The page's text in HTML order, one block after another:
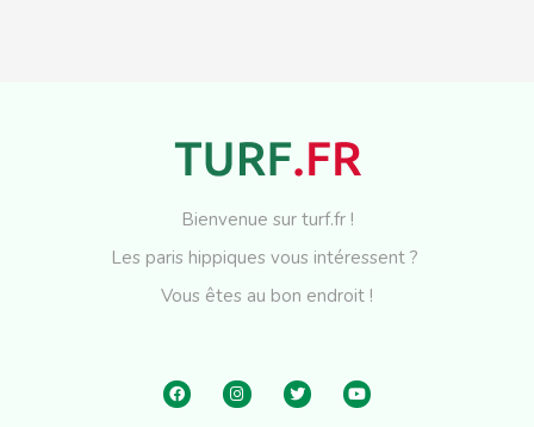
Bienvenue sur turf.fr !
Les paris hippiques vous intéressent ?
Vous êtes au bon endroit !